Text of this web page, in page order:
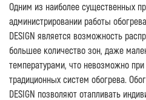
Одним из наиболее существенных
администрировании работы
DESIGN является возможность
большее количество зон, даже
температурами, что невозможно при
традиционных систем обогрева.
DESIGN позволяют отапливать